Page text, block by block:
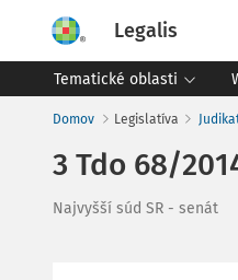
Legalis
Tematické oblasti
Domov Legislatíva
3 Tdo 68/
Najvyšší súd SR - senát